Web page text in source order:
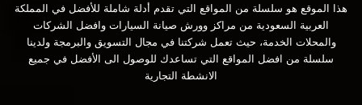
هذا الموقع هو سلسلة من المواقع التي تقدم أدلة شاملة للأفضل في المملكة
العربية السعودية من مراكز وورش صيانة السيارات وافضل الشركات
والمحلات الخدمة، حيث تعمل شركتنا في مجال التسويق والبرمجة ولدينا
سلسلة من افضل المواقع التي تساعدك للوصول الى الأفضل في جميع
الانشطة التجارية